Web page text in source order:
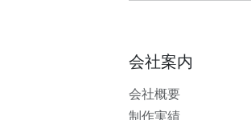
会社案内
会社概要
制作実績